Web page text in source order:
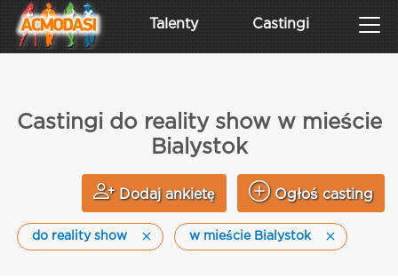
Talenty Castingi
Castingi do reality show w mieście
Bialystok
Dodaj ankietę Ogłoś casting
do reality show w mieście Bialystok